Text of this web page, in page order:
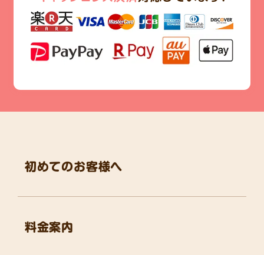
初めてのお客様へ
料金案内